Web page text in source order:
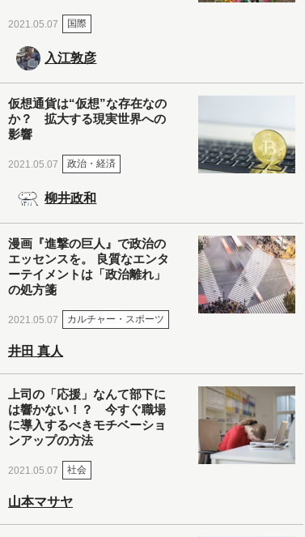
2021.05.07 国際
入江敦彦
仮想通貨は“仮想”な存在なの
か？ 拡大する現実世界への
影響
2021.05.07 政治・経済
柳井政和
漫画『進撃の巨人』で政治の
エッセンスを。 良質なエンタ
ーテイメントは「政治離れ」
の処方箋
2021.05.07 カルチャー・スポーツ
井田 真人
上司の「応援」なんて部下に
は響かない！？ 今すぐ職場
に導入するべきモチベーショ
ンアップの方法
2021.05.07 社会
山本マサヤ